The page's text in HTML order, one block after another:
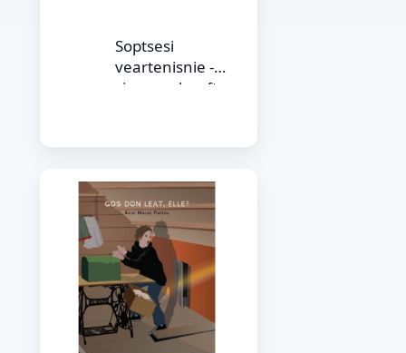
Soptsesi
veartenisnie -
sjangereheefte nr.